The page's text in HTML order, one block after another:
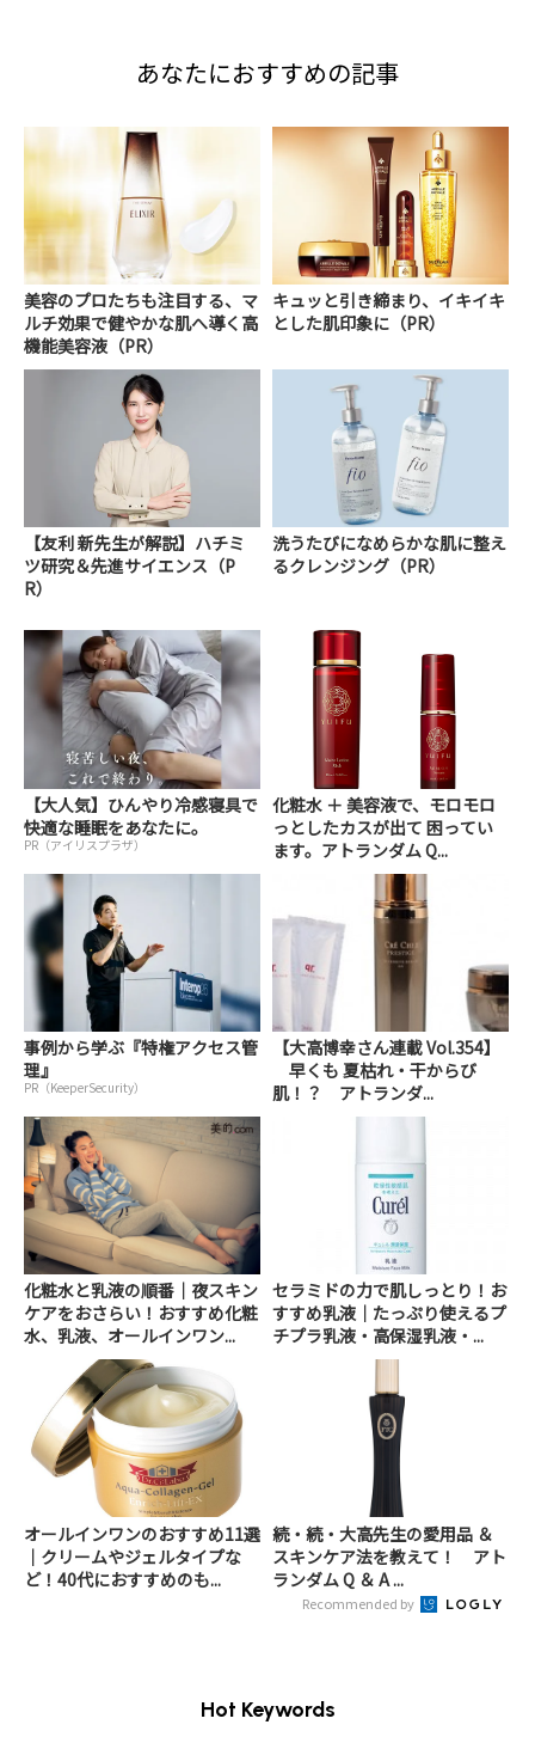
あなたにおすすめの記事
美容のプロたちも注目する、マ
ルチ効果で健やかな肌へ導く高
機能美容液（PR）
キュッと引き締まり、イキイキ
とした肌印象に（PR）
【友利 新先生が解説】ハチミ
ツ研究＆先進サイエンス（P
R）
洗うたびになめらかな肌に整え
るクレンジング（PR）
【大人気】ひんやり冷感寝具で
快適な睡眠をあなたに。
PR（アイリスプラザ）
化粧水 ＋ 美容液で、モロモロ
っとしたカスが出て 困ってい
ます。アトランダム Q...
事例から学ぶ『特権アクセス管
理』
PR（KeeperSecurity）
【大高博幸さん連載 Vol.354】
早くも 夏枯れ・干からび
肌！？ アトランダ...
化粧水と乳液の順番｜夜スキン
ケアをおさらい！おすすめ化粧
水、乳液、オールインワン...
セラミドの力で肌しっとり！お
すすめ乳液│たっぷり使えるプ
チプラ乳液・高保湿乳液・...
オールインワンのおすすめ11選
｜クリームやジェルタイプな
ど！40代におすすめのも...
続・続・大高先生の愛用品 ＆
スキンケア法を教えて！ アト
ランダム Q ＆ A ...
Recommended by
Hot Keywords